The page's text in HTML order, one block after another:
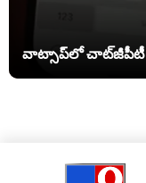
వాట్సాప్‌లో చాట్‌జీపీటీ